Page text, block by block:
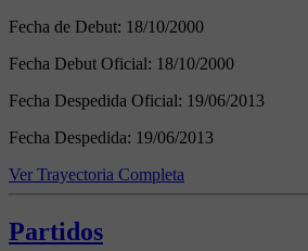
Fecha de Debut: 18/10/2000
Fecha Debut Oficial: 18/10/2000
Fecha Despedida Oficial: 19/06/2013
Fecha Despedida: 19/06/2013
Ver Trayectoria Completa
Partidos